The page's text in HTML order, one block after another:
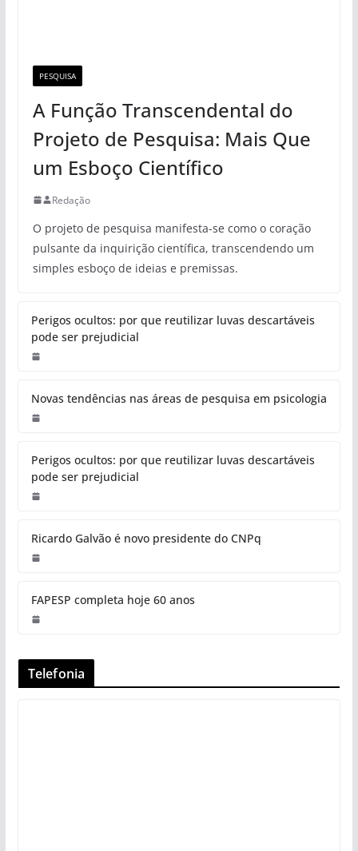
PESQUISA
A Função Transcendental do
Projeto de Pesquisa: Mais Que
um Esboço Científico
Redação
O projeto de pesquisa manifesta-se como o coração
pulsante da inquirição científica, transcendendo um
simples esboço de ideias e premissas.
Perigos ocultos: por que reutilizar luvas descartáveis
pode ser prejudicial
Novas tendências nas áreas de pesquisa em psicologia
Perigos ocultos: por que reutilizar luvas descartáveis
pode ser prejudicial
Ricardo Galvão é novo presidente do CNPq
FAPESP completa hoje 60 anos
Telefonia